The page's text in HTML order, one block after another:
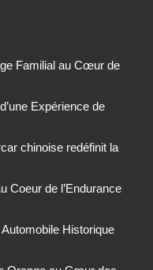
Familial au Cœur de
Expérience de
chinoise redéfinit la
Coeur de l’Endurance
Historique